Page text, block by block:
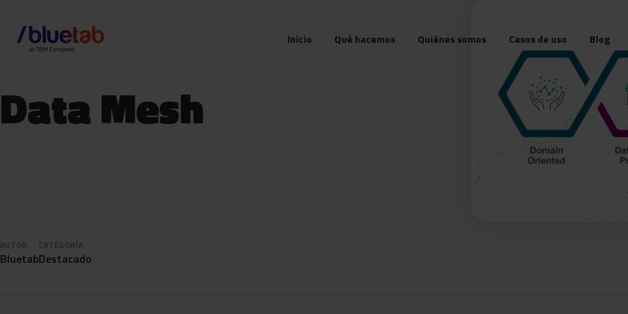
Inicio Qué hacemos Quiénes somos Casos de uso Blog
Data Mesh
AUTOR
Bluetab
CATEGORÍA
Destacado